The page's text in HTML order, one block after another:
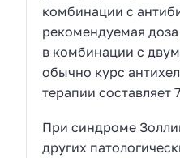
комбинации с
рекомендуемая
в комбинации с
обычно курс
терапии составляет
При синдроме
других